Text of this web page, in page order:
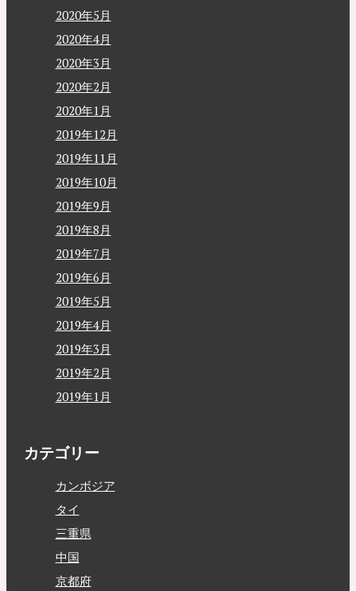
2020年5月
2020年4月
2020年3月
2020年2月
2020年1月
2019年12月
2019年11月
2019年10月
2019年9月
2019年8月
2019年7月
2019年6月
2019年5月
2019年4月
2019年3月
2019年2月
2019年1月
カテゴリー
カンボジア
タイ
三重県
中国
京都府